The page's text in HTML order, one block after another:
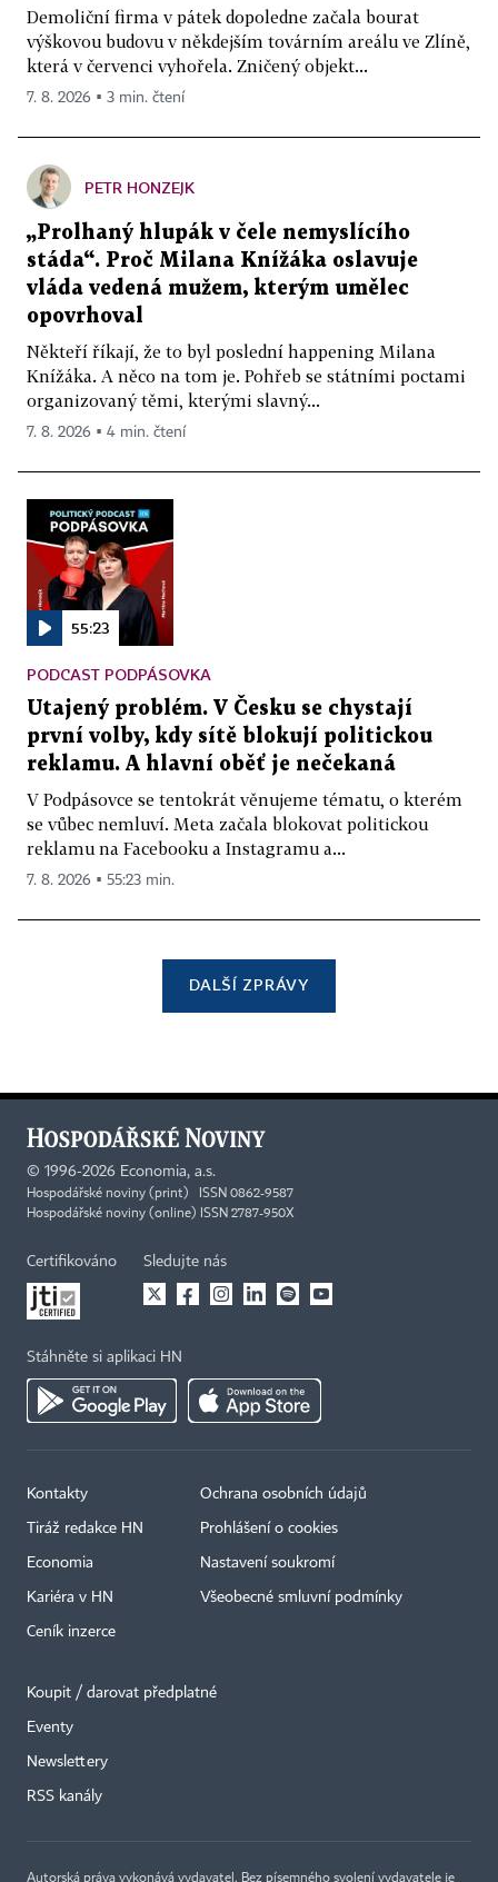
Demoliční firma v pátek dopoledne začala bourat
výškovou budovu v někdejším továrním areálu ve Zlíně,
která v červenci vyhořela. Zničený objekt...
7. 8. 2026 ▪ 3 min. čtení
PETR HONZEJK
„Prolhaný hlupák v čele nemyslícího
stáda“. Proč Milana Knížáka oslavuje
vláda vedená mužem, kterým umělec
opovrhoval
Někteří říkají, že to byl poslední happening Milana
Knížáka. A něco na tom je. Pohřeb se státními poctami
organizovaný těmi, kterými slavný...
7. 8. 2026 ▪ 4 min. čtení
55:23
PODCAST PODPÁSOVKA
Utajený problém. V Česku se chystají
první volby, kdy sítě blokují politickou
reklamu. A hlavní oběť je nečekaná
V Podpásovce se tentokrát věnujeme tématu, o kterém
se vůbec nemluví. Meta začala blokovat politickou
reklamu na Facebooku a Instagramu a...
7. 8. 2026 ▪ 55:23 min.
DALŠÍ ZPRÁVY
© 1996-2026 Economia, a.s.
Hospodářské noviny (print) ISSN 0862-9587
Hospodářské noviny (online) ISSN 2787-950X
Certifikováno Sledujte nás
Stáhněte si aplikaci HN
Kontakty
Tiráž redakce HN
Economia
Kariéra v HN
Ceník inzerce
Ochrana osobních údajů
Prohlášení o cookies
Nastavení soukromí
Všeobecné smluvní podmínky
Koupit / darovat předplatné
Eventy
Newslettery
RSS kanály
Autorská práva vykonává vydavatel. Bez písemného svolení vydavatele je